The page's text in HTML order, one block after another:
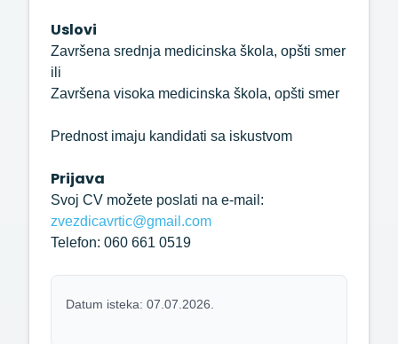
Uslovi
Završena srednja medicinska škola, opšti smer
ili
Završena visoka medicinska škola, opšti smer
Prednost imaju kandidati sa iskustvom
Prijava
Svoj CV možete poslati na e-mail:
zvezdicavrtic@gmail.com
Telefon: 060 661 0519
Datum isteka: 07.07.2026.